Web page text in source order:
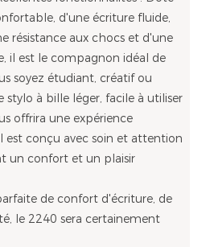
d'une écriture fluide,
résistance aux chocs et d'une
il est le compagnon idéal de
soyez étudiant, créatif ou
stylo à bille léger, facile à utiliser
offrira une expérience
est conçu avec soin et attention
un confort et un plaisir
de confort d'écriture, de
le 2240 sera certainement